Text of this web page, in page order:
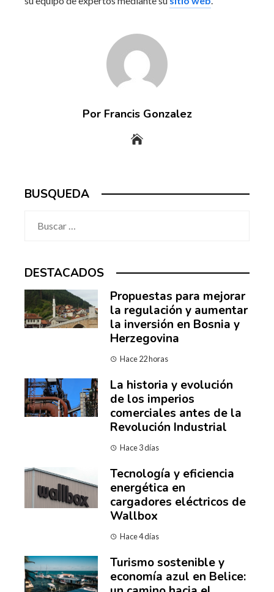
Por Francis Gonzalez
BUSQUEDA
DESTACADOS
Propuestas para mejorar
la regulación y aumentar
la inversión en Bosnia y
Herzegovina
Hace 22 horas
La historia y evolución
de los imperios
comerciales antes de la
Revolución Industrial
Hace 3 días
Tecnología y eficiencia
energética en
cargadores eléctricos de
Wallbox
Hace 4 días
Turismo sostenible y
economía azul en Belice: